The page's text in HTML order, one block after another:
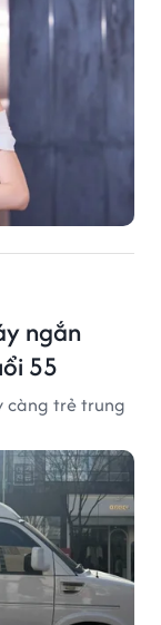
ngắn
55
càng trẻ trung